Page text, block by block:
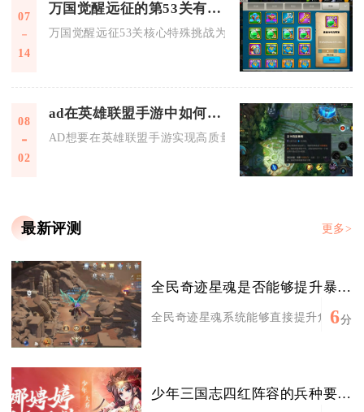
07
14
万国觉醒远征的第53关有什么特殊的挑战
万国觉醒远征53关核心特殊挑战为多波次混合兵种集群搭配
08
02
ad在英雄联盟手游中如何做到优秀的控线
AD想要在英雄联盟手游实现高质量控线，核心是依靠精准
最新评测 更多>
全民奇迹星魂是否能够提升暴击率
全民奇迹星魂系统能够直接提升角色暴
6分
少年三国志四红阵容的兵种要怎么搭配